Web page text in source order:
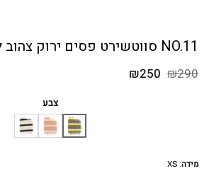
NO.11 סווטשירט פסים ירוק צהוב לנשים
₪290 המחיר
₪250
צבע
מידה:
XS